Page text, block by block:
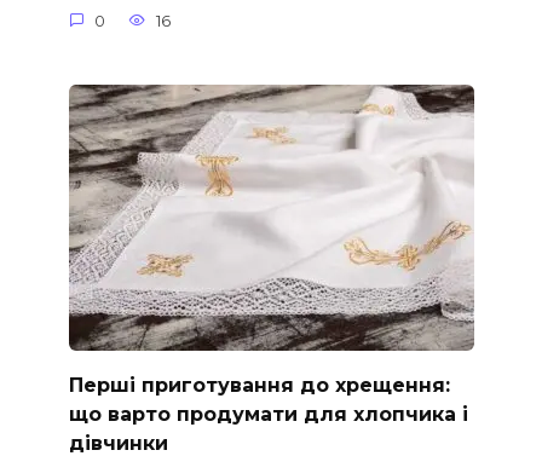
0 16
Перші приготування до хрещення:
що варто продумати для хлопчика і
дівчинки